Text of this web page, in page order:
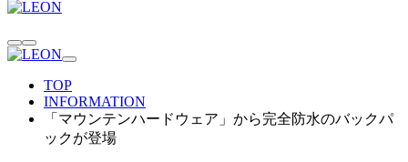
TOP
INFORMATION
「マウンテンハードウェア」から完全防水のバックパ
ックが登場